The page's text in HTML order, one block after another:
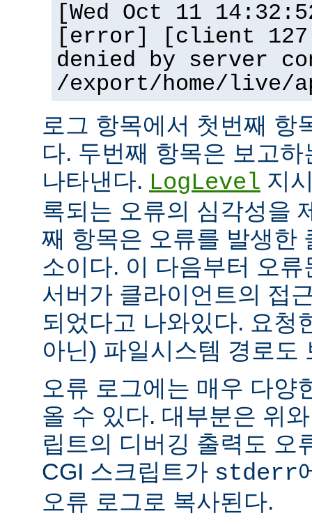
[Wed Oct 11
[error] [client
denied by server
/export/home/live/
로그 항목에서 첫번째 항
다. 두번째 항목은 보고
나타낸다. LogLevel 지
록되는 오류의 심각성을
째 항목은 오류를 발생한
소이다. 이 다음부터 오
서버가 클라이언트의 접
되었다고 나와있다. 요청
아닌) 파일시스템 경로도
오류 로그에는 매우 다양
올 수 있다. 대부분은 위
립트의 디버깅 출력도 오
CGI 스크립트가 stderr
오류 로그로 복사된다.